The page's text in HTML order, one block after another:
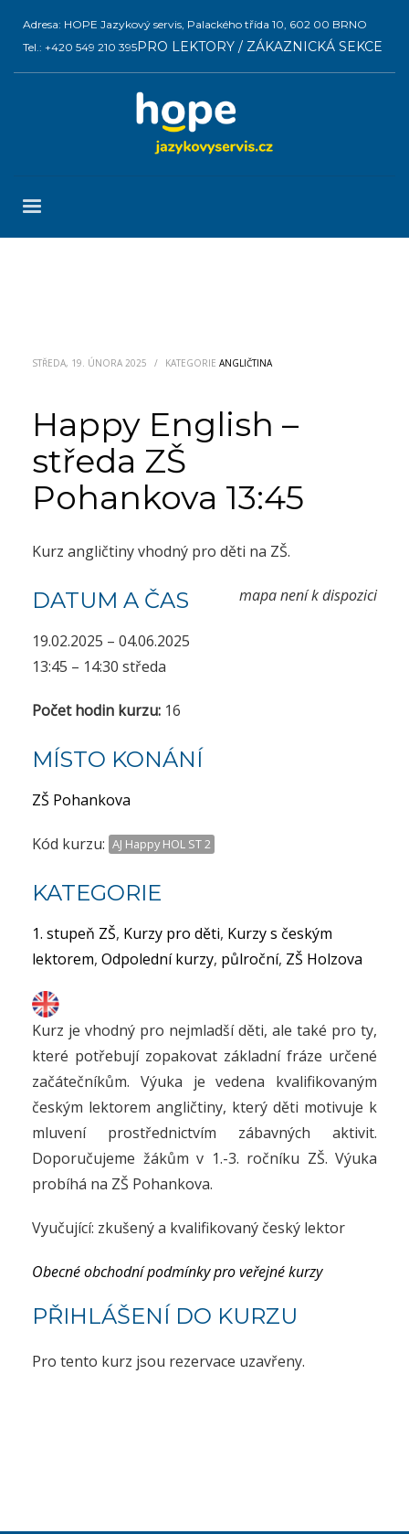
Adresa: HOPE Jazykový servis, Palackého třída 10, 602 00 BRNO
Tel.: +420 549 210 395PRO LEKTORY / ZÁKAZNICKÁ SEKCE
STŘEDA, 19. ÚNORA 2025 / KATEGORIE ANGLIČTINA
Happy English –
středa ZŠ
Pohankova 13:45
Kurz angličtiny vhodný pro děti na ZŠ.
mapa není k dispozici
DATUM A ČAS
19.02.2025 – 04.06.2025
13:45 – 14:30 středa
Počet hodin kurzu: 16
MÍSTO KONÁNÍ
ZŠ Pohankova
Kód kurzu: AJ Happy HOL ST 2
KATEGORIE
1. stupeň ZŠ, Kurzy pro děti, Kurzy s českým
lektorem, Odpolední kurzy, půlroční, ZŠ Holzova
Kurz je vhodný pro nejmladší děti, ale také pro ty,
které potřebují zopakovat základní fráze určené
začátečníkům. Výuka je vedena kvalifikovaným
českým lektorem angličtiny, který děti motivuje k
mluvení prostřednictvím zábavných aktivit.
Doporučujeme žákům v 1.-3. ročníku ZŠ. Výuka
probíhá na ZŠ Pohankova.
Vyučující: zkušený a kvalifikovaný český lektor
Obecné obchodní podmínky pro veřejné kurzy
PŘIHLÁŠENÍ DO KURZU
Pro tento kurz jsou rezervace uzavřeny.